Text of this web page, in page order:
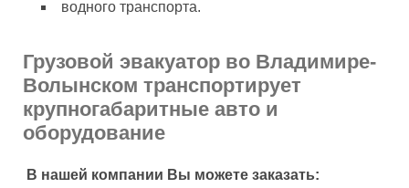
водного транспорта.
Грузовой эвакуатор во Владимире-
Волынском транспортирует
крупногабаритные авто и
оборудование
В нашей компании Вы можете заказать: